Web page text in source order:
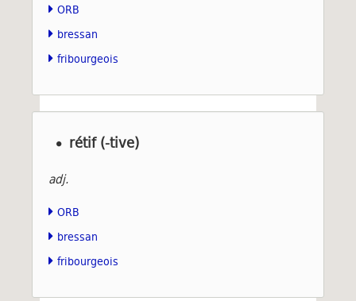
ORB
bressan
fribourgeois
rétif (-tive)
adj.
ORB
bressan
fribourgeois